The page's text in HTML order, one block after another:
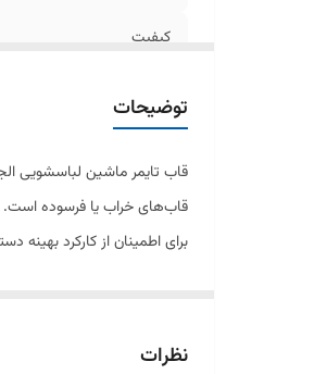
کیفیت
توضیحات
قاب تایمر ماشین لباسشویی
قاب‌های خراب یا فرسوده است.
برای اطمینان از کارکرد
نظرات